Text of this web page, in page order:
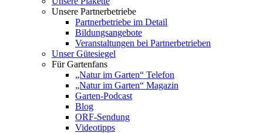
Unsere Partnerbetriebe
Partnerbetriebe im Detail
Bildungsangebote
Veranstaltungen bei Partnerbetrieben
Unser Gütesiegel
Für Gartenfans
„Natur im Garten“ Telefon
„Natur im Garten“ Magazin
Garten-Podcast
Blog
ORF-Sendung
Videotipps